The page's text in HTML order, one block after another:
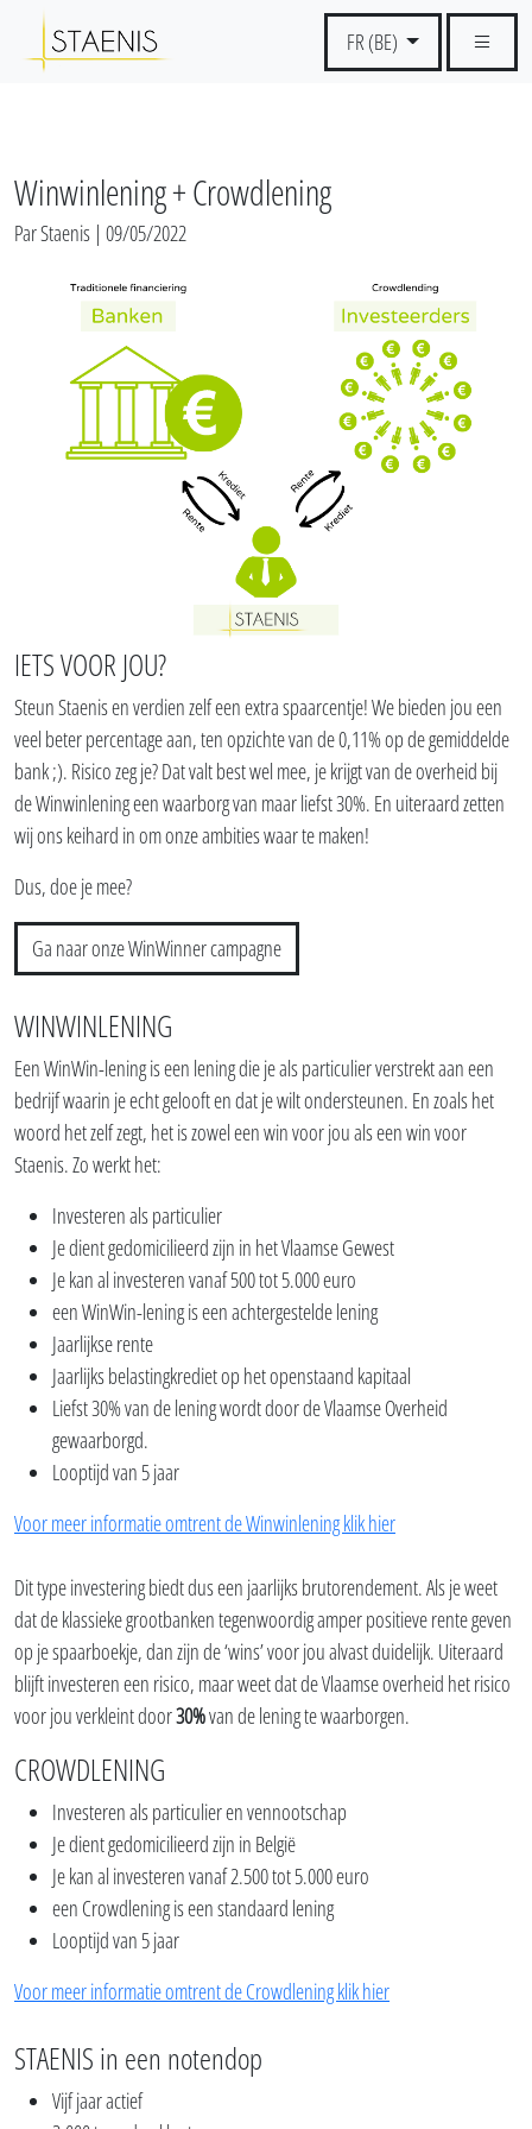
FR (BE)
Winwinlening + Crowdlening
Par Staenis | 09/05/2022
IETS VOOR JOU?
Steun Staenis en verdien zelf een extra spaarcentje! We bieden jou een
veel beter percentage aan, ten opzichte van de 0,11% op de gemiddelde
bank ;). Risico zeg je? Dat valt best wel mee, je krijgt van de overheid bij
de Winwinlening een waarborg van maar liefst 30%. En uiteraard zetten
wij ons keihard in om onze ambities waar te maken!
Dus, doe je mee?
Ga naar onze WinWinner campagne
WINWINLENING
Een WinWin-lening is een lening die je als particulier verstrekt aan een
bedrijf waarin je echt gelooft en dat je wilt ondersteunen. En zoals het
woord het zelf zegt, het is zowel een win voor jou als een win voor
Staenis. Zo werkt het:
Investeren als particulier
Je dient gedomicilieerd zijn in het Vlaamse Gewest
Je kan al investeren vanaf 500 tot 5.000 euro
een WinWin-lening is een achtergestelde lening
Jaarlijkse rente
Jaarlijks belastingkrediet op het openstaand kapitaal
Liefst 30% van de lening wordt door de Vlaamse Overheid
gewaarborgd.
Looptijd van 5 jaar
Voor meer informatie omtrent de Winwinlening klik hier
Dit type investering biedt dus een jaarlijks brutorendement. Als je weet
dat de klassieke grootbanken tegenwoordig amper positieve rente geven
op je spaarboekje, dan zijn de ‘wins’ voor jou alvast duidelijk. Uiteraard
blijft investeren een risico, maar weet dat de Vlaamse overheid het risico
voor jou verkleint door30%van de lening te waarborgen.
CROWDLENING
Investeren als particulier en vennootschap
Je dient gedomicilieerd zijn in België
Je kan al investeren vanaf 2.500 tot 5.000 euro
een Crowdlening is een standaard lening
Looptijd van 5 jaar
Voor meer informatie omtrent de Crowdlening klik hier
STAENIS in een notendop
Vijf jaar actief